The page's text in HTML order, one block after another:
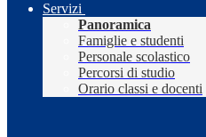
Servizi
Panoramica
Famiglie e studenti
Personale scolastico
Percorsi di studio
Orario classi e docenti